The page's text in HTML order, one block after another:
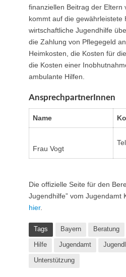
finanziellen Beitrag der Eltern
kommt auf die gewährleistete
wirtschaftliche Jugendhilfe
die Zahlung von Pflegegeld
Heimkosten, die Kosten für
die Kosten einer
ambulante Hilfen.
AnsprechpartnerInnen
Name
Frau Vogt
Die offizielle Seite für den
Jugendhilfe” vom Jugendamt
hier.
Tags Bayern Beratung
Hilfe Jugendamt
Unterstützung